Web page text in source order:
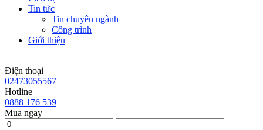
Tin tức
Tin chuyên ngành
Công trình
Giới thiệu
Điện thoại
02473055567
Hotline
0888 176 539
Mua ngay